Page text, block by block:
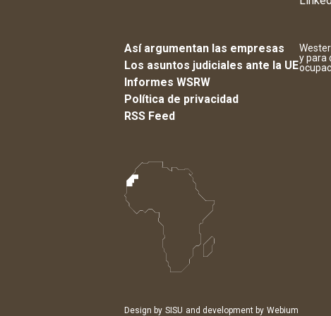
Así argumentan las empresas
Los asuntos judiciales ante la UE
Informes WSRW
Política de privacidad
RSS Feed
y para
Design by SISU and development by Webium